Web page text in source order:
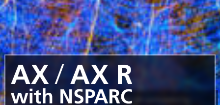
Glial cell surrounded by